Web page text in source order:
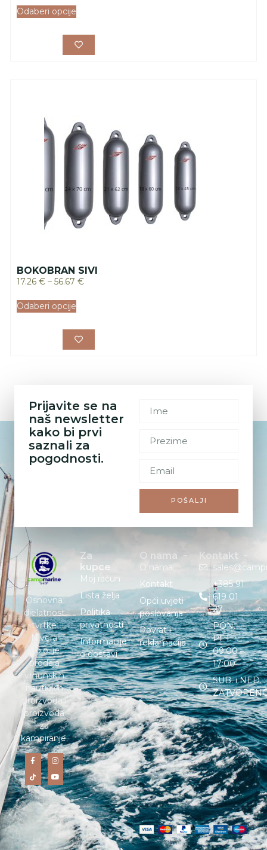
Odaberi opcije
BOKOBRAN SIVI
17.26 € – 56.67 €
Odaberi opcije
Prijavite se na
naš newsletter
kako bi prvi
saznali za
pogodnosti.
POŠALJI
Osnovna
djelatnost
tvrtke
Nivera
d.o.o. je
prodaja
vrhunskih
nautičkih
proizvoda i
proizvoda
za
kampiranje.
Za
kupce
Moj račun
Lista želja
Politika
privatnosti
Informacije
o dostavi
O nama
O nama
Kontakt
Opći uvjeti
poslovanja
Povrat i
reklamacija
Kontakt
+385 91
619 01
27
PON. –
PET. :
09:00 –
17:00
SUB. i NED. :